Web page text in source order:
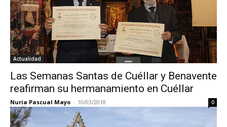
Actualidad
Las Semanas Santas de Cuéllar y Benavente
reafirman su hermanamiento en Cuéllar
Nuria Pascual Mayo - 10/03/2018 0